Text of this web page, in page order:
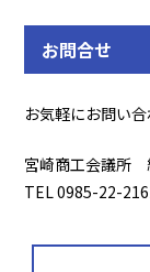
お問合せ
お気軽にお問い合
宮崎商工会議所
TEL 0985-22-